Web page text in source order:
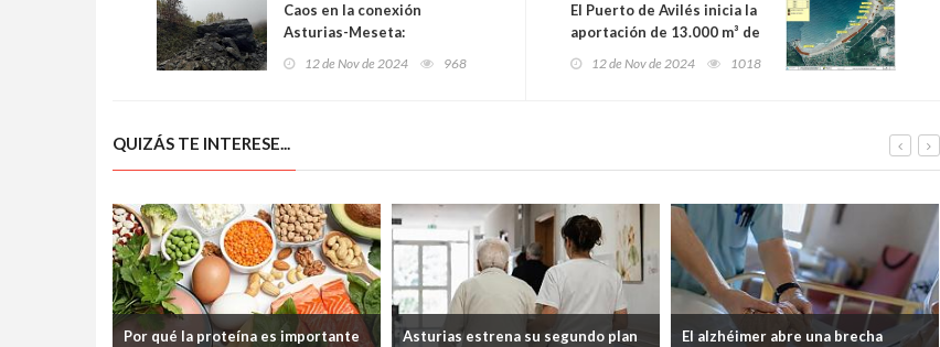
Caos en la conexión
Asturias-Meseta:
Desprendimiento en la AP-
12 de Nov de 2024 968
El Puerto de Avilés inicia la
aportación de 13.000 m³ de
arena para reforzar las
12 de Nov de 2024 1018
QUIZÁS TE INTERESE...
Por qué la proteína es importante
Asturias estrena su segundo plan
El alzhéimer abre una brecha